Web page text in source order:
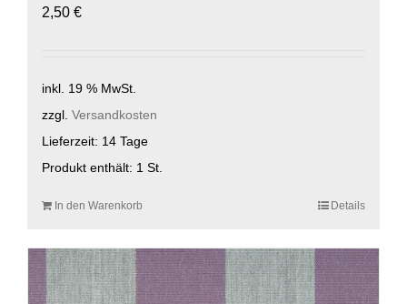
2,50 €
inkl. 19 % MwSt.
zzgl. Versandkosten
Lieferzeit: 14 Tage
Produkt enthält: 1 St.
In den Warenkorb Details